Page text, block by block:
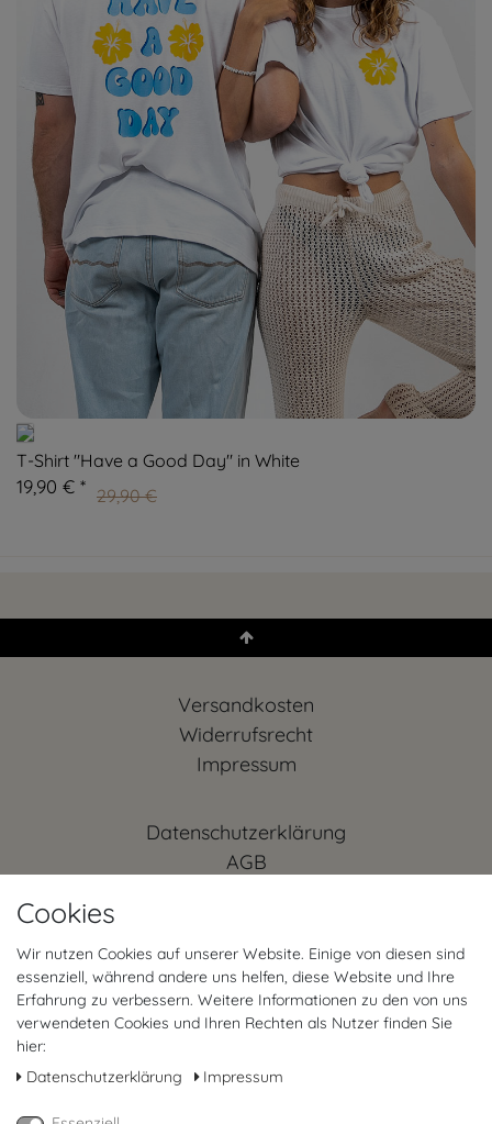
T-Shirt "Have a Good Day" in White
19,90 € * 29,90 €
Versandkosten
Widerrufs­recht
Impressum
Daten­schutz­erklärung
AGB
Vertrag widerrufen
Mein Konto (anmelden)
FAQ
FOLGT UNS
Cookies
Wir nutzen Cookies auf unserer Website. Einige von diesen sind
essenziell, während andere uns helfen, diese Website und Ihre
Erfahrung zu verbessern. Weitere Informationen zu den von uns
verwendeten Cookies und Ihren Rechten als Nutzer finden Sie
hier:
Daten­schutz­erklärung
Impressum